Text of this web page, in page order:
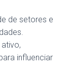
de setores e
influenciar